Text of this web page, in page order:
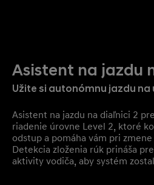
Asistent na jazdu
Užite si autonómnu jazdu na
Asistent na jazdu na diaľnici 2
riadenie úrovne Level 2, ktoré
odstup a pomáha vám pri
Detekcia zloženia rúk prináša
aktivity vodiča, aby systém